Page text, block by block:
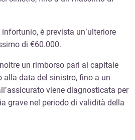
è prevista un’ulteriore
di €60.000.
un rimborso pari al capitale
alla data del sinistro, fino a un
viene diagnosticata per
grave nel periodo di validità della